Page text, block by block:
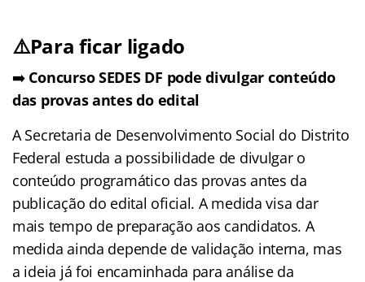
⚠️Para ficar ligado
➡️ Concurso SEDES DF pode divulgar conteúdo
das provas antes do edital
A Secretaria de Desenvolvimento Social do Distrito
Federal estuda a possibilidade de divulgar o
conteúdo programático das provas antes da
publicação do edital oficial. A medida visa dar
mais tempo de preparação aos candidatos. A
medida ainda depende de validação interna, mas
a ideia já foi encaminhada para análise da